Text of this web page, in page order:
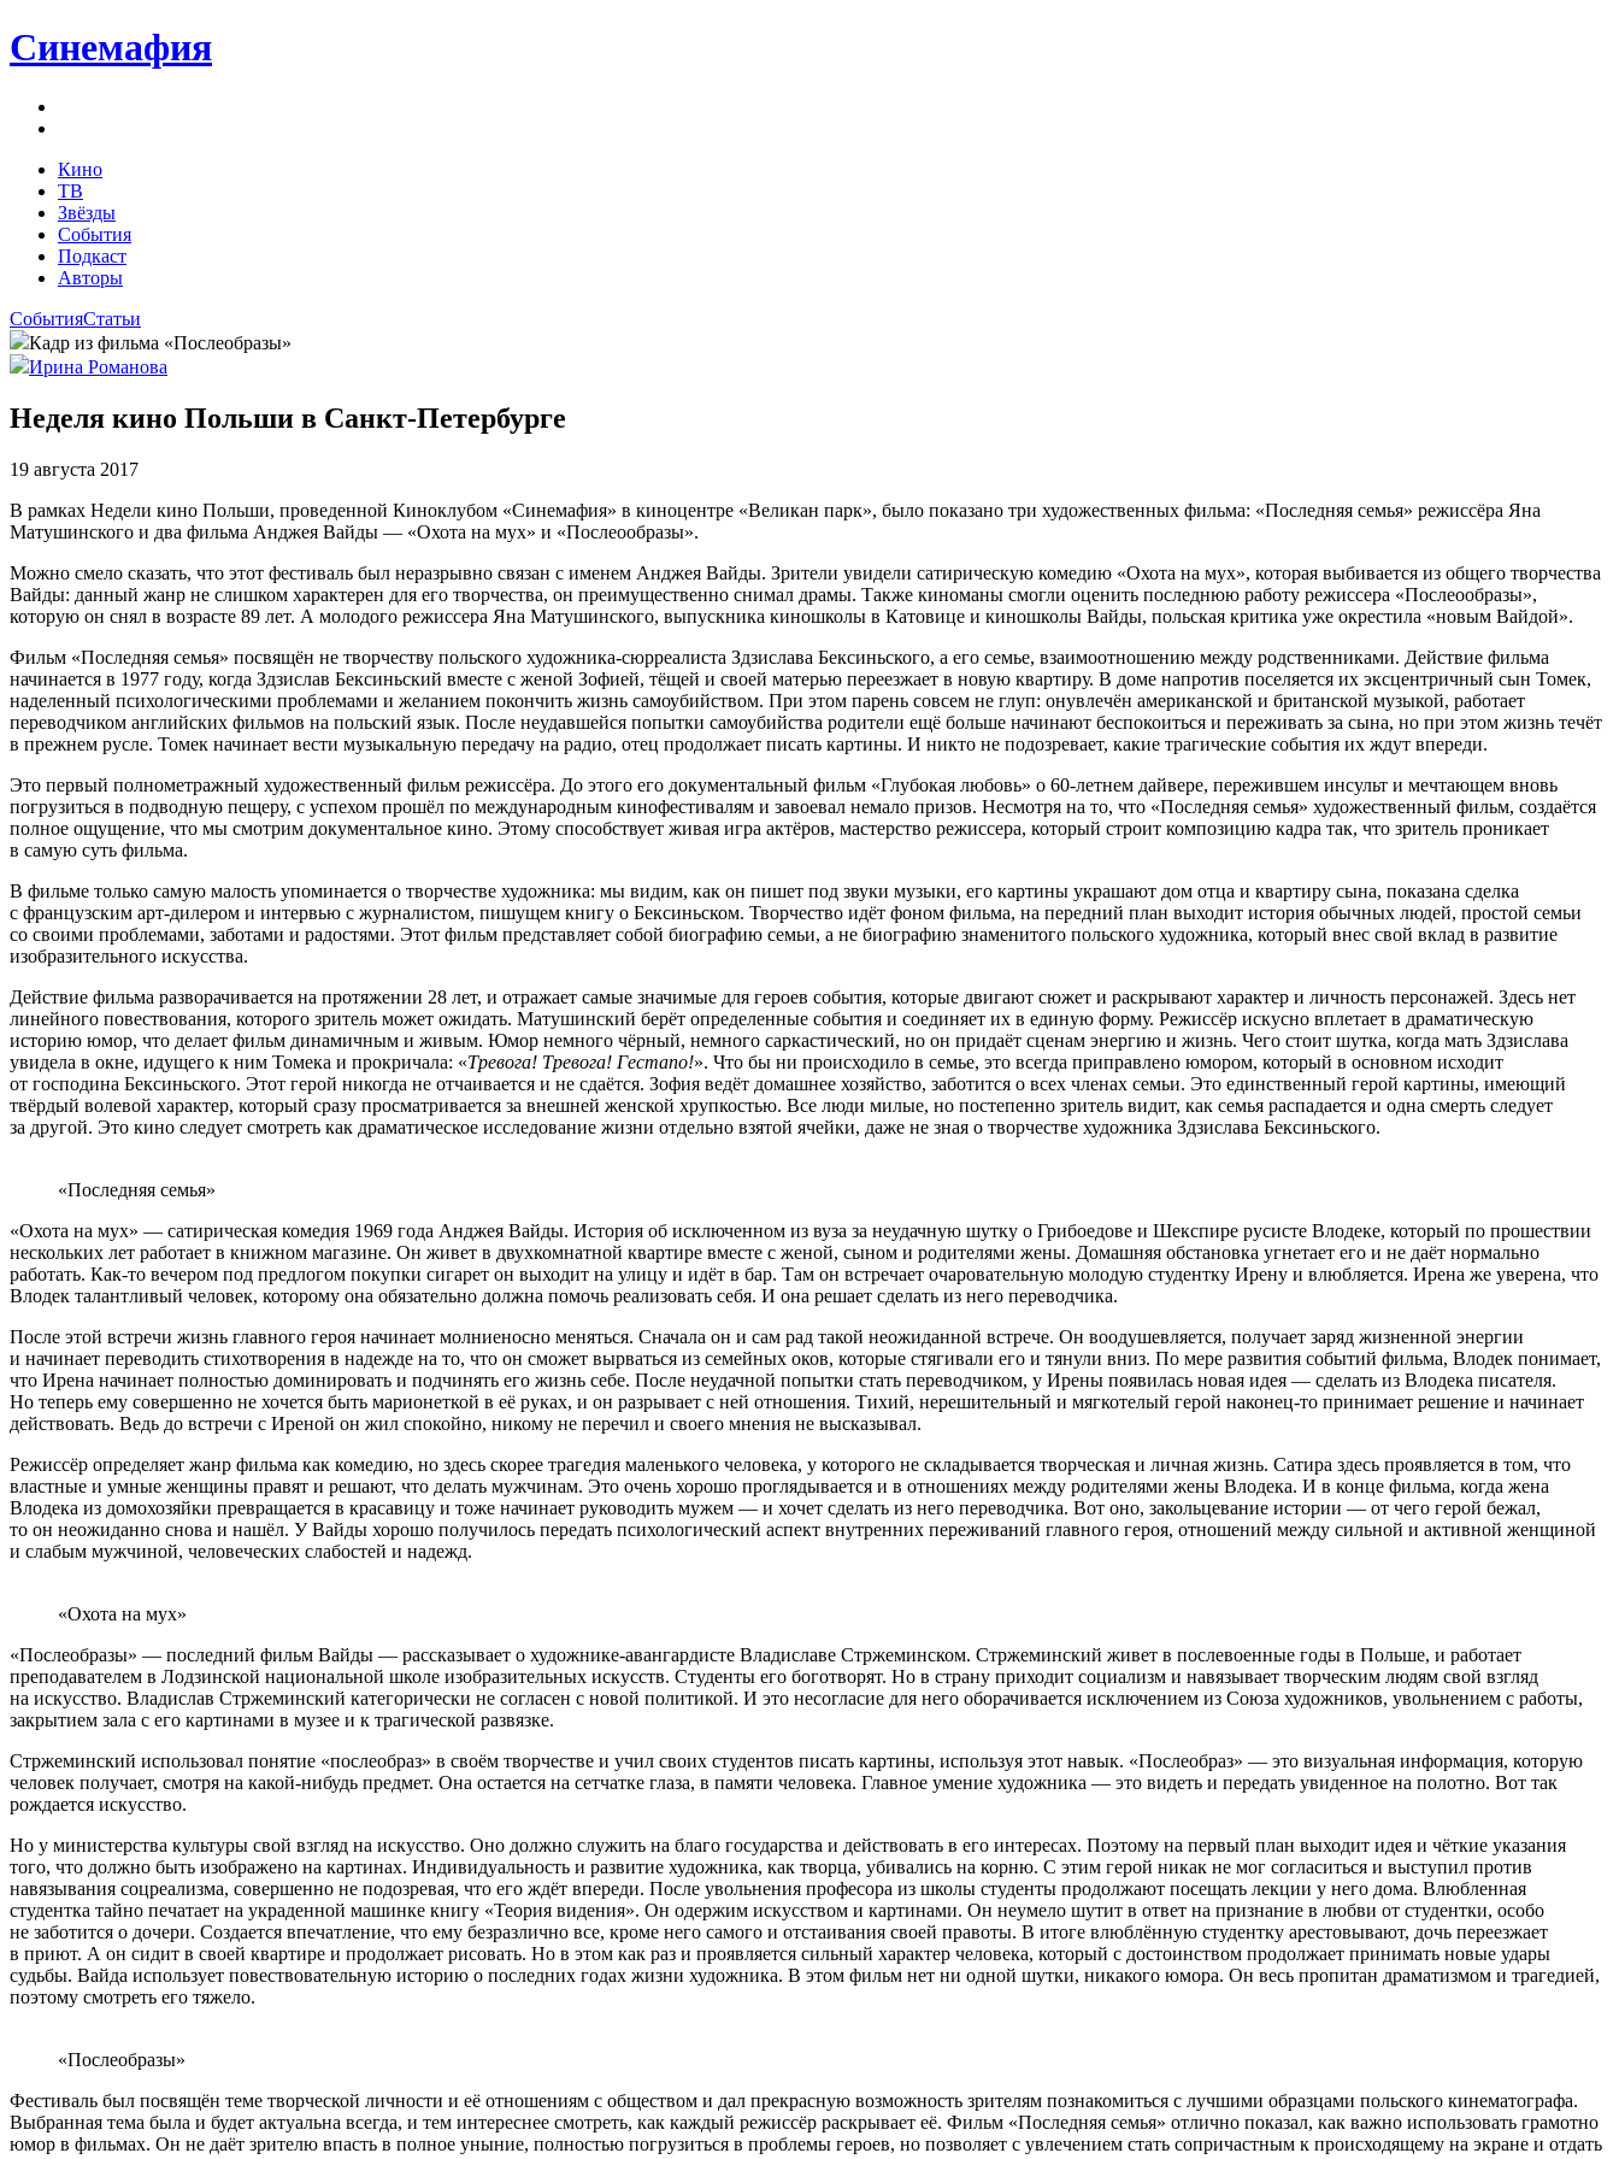
Синемафия
Кино
ТВ
Звёзды
События
Подкаст
Авторы
СобытияСтатьи
Кадр из фильма «Послеобразы»
Ирина Романова
Неделя кино Польши в Санкт-Петербурге
19 августа 2017
В рамках Недели кино Польши, проведенной Киноклубом «Синемафия» в киноцентре «Великан парк», было показано три художественных фильма: «Последняя семья» режиссёра Яна
Матушинского и два фильма Анджея Вайды — «Охота на мух» и «Послеообразы».
Можно смело сказать, что этот фестиваль был неразрывно связан с именем Анджея Вайды. Зрители увидели сатирическую комедию «Охота на мух», которая выбивается из общего творчества
Вайды: данный жанр не слишком характерен для его творчества, он преимущественно снимал драмы. Также киноманы смогли оценить последнюю работу режиссера «Послеообразы»,
которую он снял в возрасте 89 лет. А молодого режиссера Яна Матушинского, выпускника киношколы в Катовице и киношколы Вайды, польская критика уже окрестила «новым Вайдой».
Фильм «Последняя семья» посвящён не творчеству польского художника-сюрреалиста Здзислава Бексиньского, а его семье, взаимоотношению между родственниками. Действие фильма
начинается в 1977 году, когда Здзислав Бексиньский вместе с женой Зофией, тёщей и своей матерью переезжает в новую квартиру. В доме напротив поселяется их эксцентричный сын Томек,
наделенный психологическими проблемами и желанием покончить жизнь самоубийством. При этом парень совсем не глуп: онувлечён американской и британской музыкой, работает
переводчиком английских фильмов на польский язык. После неудавшейся попытки самоубийства родители ещё больше начинают беспокоиться и переживать за сына, но при этом жизнь течёт
в прежнем русле. Томек начинает вести музыкальную передачу на радио, отец продолжает писать картины. И никто не подозревает, какие трагические события их ждут впереди.
Это первый полнометражный художественный фильм режиссёра. До этого его документальный фильм «Глубокая любовь» о 60-летнем дайвере, пережившем инсульт и мечтающем вновь
погрузиться в подводную пещеру, с успехом прошёл по международным кинофестивалям и завоевал немало призов. Несмотря на то, что «Последняя семья» художественный фильм, создаётся
полное ощущение, что мы смотрим документальное кино. Этому способствует живая игра актёров, мастерство режиссера, который строит композицию кадра так, что зритель проникает
в самую суть фильма.
В фильме только самую малость упоминается о творчестве художника: мы видим, как он пишет под звуки музыки, его картины украшают дом отца и квартиру сына, показана сделка
с французским арт-дилером и интервью с журналистом, пишущем книгу о Бексиньском. Творчество идёт фоном фильма, на передний план выходит история обычных людей, простой семьи
со своими проблемами, заботами и радостями. Этот фильм представляет собой биографию семьи, а не биографию знаменитого польского художника, который внес свой вклад в развитие
изобразительного искусства.
Действие фильма разворачивается на протяжении 28 лет, и отражает самые значимые для героев события, которые двигают сюжет и раскрывают характер и личность персонажей. Здесь нет
линейного повествования, которого зритель может ожидать. Матушинский берёт определенные события и соединяет их в единую форму. Режиссёр искусно вплетает в драматическую
историю юмор, что делает фильм динамичным и живым. Юмор немного чёрный, немного саркастический, но он придаёт сценам энергию и жизнь. Чего стоит шутка, когда мать Здзислава
увидела в окне, идущего к ним Томека и прокричала: «Тревога! Тревога! Гестапо!». Что бы ни происходило в семье, это всегда приправлено юмором, который в основном исходит
от господина Бексиньского. Этот герой никогда не отчаивается и не сдаётся. Зофия ведёт домашнее хозяйство, заботится о всех членах семьи. Это единственный герой картины, имеющий
твёрдый волевой характер, который сразу просматривается за внешней женской хрупкостью. Все люди милые, но постепенно зритель видит, как семья распадается и одна смерть следует
за другой. Это кино следует смотреть как драматическое исследование жизни отдельно взятой ячейки, даже не зная о творчестве художника Здзислава Бексиньского.
«Последняя семья»
«Охота на мух» — сатирическая комедия 1969 года Анджея Вайды. История об исключенном из вуза за неудачную шутку о Грибоедове и Шекспире русисте Влодеке, который по прошествии
нескольких лет работает в книжном магазине. Он живет в двухкомнатной квартире вместе с женой, сыном и родителями жены. Домашняя обстановка угнетает его и не даёт нормально
работать. Как-то вечером под предлогом покупки сигарет он выходит на улицу и идёт в бар. Там он встречает очаровательную молодую студентку Ирену и влюбляется. Ирена же уверена, что
Влодек талантливый человек, которому она обязательно должна помочь реализовать себя. И она решает сделать из него переводчика.
После этой встречи жизнь главного героя начинает молниеносно меняться. Сначала он и сам рад такой неожиданной встрече. Он воодушевляется, получает заряд жизненной энергии
и начинает переводить стихотворения в надежде на то, что он сможет вырваться из семейных оков, которые стягивали его и тянули вниз. По мере развития событий фильма, Влодек понимает,
что Ирена начинает полностью доминировать и подчинять его жизнь себе. После неудачной попытки стать переводчиком, у Ирены появилась новая идея — сделать из Влодека писателя.
Но теперь ему совершенно не хочется быть марионеткой в её руках, и он разрывает с ней отношения. Тихий, нерешительный и мягкотелый герой наконец-то принимает решение и начинает
действовать. Ведь до встречи с Иреной он жил спокойно, никому не перечил и своего мнения не высказывал.
Режиссёр определяет жанр фильма как комедию, но здесь скорее трагедия маленького человека, у которого не складывается творческая и личная жизнь. Сатира здесь проявляется в том, что
властные и умные женщины правят и решают, что делать мужчинам. Это очень хорошо проглядывается и в отношениях между родителями жены Влодека. И в конце фильма, когда жена
Влодека из домохозяйки превращается в красавицу и тоже начинает руководить мужем — и хочет сделать из него переводчика. Вот оно, закольцевание истории — от чего герой бежал,
то он неожиданно снова и нашёл. У Вайды хорошо получилось передать психологический аспект внутренних переживаний главного героя, отношений между сильной и активной женщиной
и слабым мужчиной, человеческих слабостей и надежд.
«Охота на мух»
«Послеобразы» — последний фильм Вайды — рассказывает о художнике-авангардисте Владиславе Стржеминском. Стржеминский живет в послевоенные годы в Польше, и работает
преподавателем в Лодзинской национальной школе изобразительных искусств. Студенты его боготворят. Но в страну приходит социализм и навязывает творческим людям свой взгляд
на искусство. Владислав Стржеминский категорически не согласен с новой политикой. И это несогласие для него оборачивается исключением из Союза художников, увольнением с работы,
закрытием зала с его картинами в музее и к трагической развязке.
Стржеминский использовал понятие «послеобраз» в своём творчестве и учил своих студентов писать картины, используя этот навык. «Послеобраз» — это визуальная информация, которую
человек получает, смотря на какой-нибудь предмет. Она остается на сетчатке глаза, в памяти человека. Главное умение художника — это видеть и передать увиденное на полотно. Вот так
рождается искусство.
Но у министерства культуры свой взгляд на искусство. Оно должно служить на благо государства и действовать в его интересах. Поэтому на первый план выходит идея и чёткие указания
того, что должно быть изображено на картинах. Индивидуальность и развитие художника, как творца, убивались на корню. С этим герой никак не мог согласиться и выступил против
навязывания соцреализма, совершенно не подозревая, что его ждёт впереди. После увольнения професора из школы студенты продолжают посещать лекции у него дома. Влюбленная
студентка тайно печатает на украденной машинке книгу «Теория видения». Он одержим искусством и картинами. Он неумело шутит в ответ на признание в любви от студентки, особо
не заботится о дочери. Создается впечатление, что ему безразлично все, кроме него самого и отстаивания своей правоты. В итоге влюблённую студентку арестовывают, дочь переезжает
в приют. А он сидит в своей квартире и продолжает рисовать. Но в этом как раз и проявляется сильный характер человека, который с достоинством продолжает принимать новые удары
судьбы. Вайда использует повествовательную историю о последних годах жизни художника. В этом фильм нет ни одной шутки, никакого юмора. Он весь пропитан драматизмом и трагедией,
поэтому смотреть его тяжело.
«Послеобразы»
Фестиваль был посвящён теме творческой личности и её отношениям с обществом и дал прекрасную возможность зрителям познакомиться с лучшими образцами польского кинематографа.
Выбранная тема была и будет актуальна всегда, и тем интереснее смотреть, как каждый режиссёр раскрывает её. Фильм «Последняя семья» отлично показал, как важно использовать грамотно
юмор в фильмах. Он не даёт зрителю впасть в полное уныние, полностью погрузиться в проблемы героев, но позволяет с увлечением стать сопричастным к происходящему на экране и отдать